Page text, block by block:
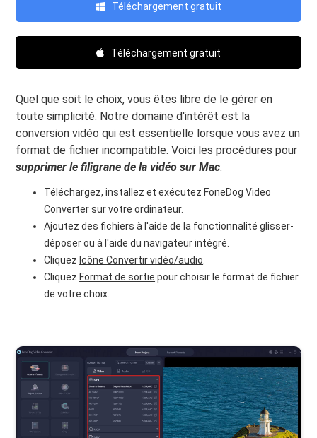
Téléchargement gratuit
Téléchargement gratuit
Quel que soit le choix, vous êtes libre de le gérer en
toute simplicité. Notre domaine d'intérêt est la
conversion vidéo qui est essentielle lorsque vous avez un
format de fichier incompatible. Voici les procédures pour
supprimer le filigrane de la vidéo sur Mac:
Téléchargez, installez et exécutez FoneDog Video
Converter sur votre ordinateur.
Ajoutez des fichiers à l'aide de la fonctionnalité glisser-
déposer ou à l'aide du navigateur intégré.
Cliquez Icône Convertir vidéo/audio
Cliquez Format de sortie pour choisir le format de fichier
de votre choix.